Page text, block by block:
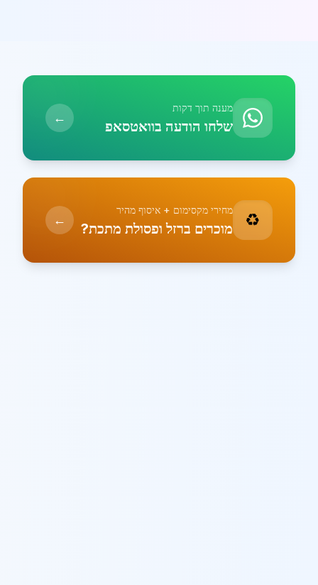
מענה תוך דקות
שלחו הודעה בוואטסאפ ←
♻️ מחירי מקסימום + איסוף מהיר
מוכרים ברזל ופסולת מתכת? ←